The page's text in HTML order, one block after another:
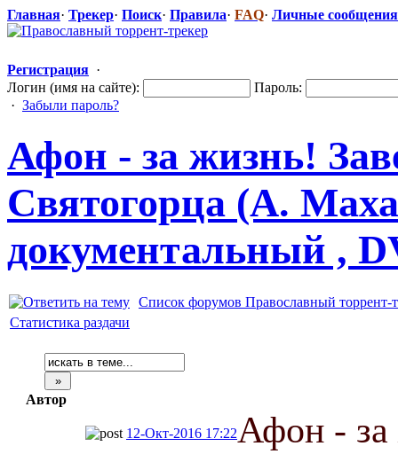
Главная· Трекер· Поиск· Правила· FAQ· Личные сообщения
Регистрация ·
Логин (имя на сайте):
Пароль:
· Забыли пароль?
Афон - за жизнь!
Святогорца (А.
документальн​ый ,
Список форумов Православный торрент-
Статистика раздачи
Автор
12-Окт-2016 17:22Афон - за